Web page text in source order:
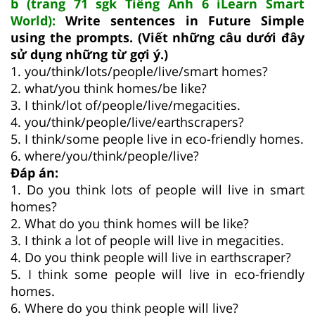
b (trang 71 sgk Tiếng Anh 6 iLearn Smart
World): Write sentences in Future Simple
using the prompts. (Viết những câu dưới đây
sử dụng những từ gợi ý.)
1. you/think/lots/people/live/smart homes?
2. what/you think homes/be like?
3. I think/lot of/people/live/megacities.
4. you/think/people/live/earthscrapers?
5. I think/some people live in eco-friendly homes.
6. where/you/think/people/live?
Đáp án:
1. Do you think lots of people will live in smart
homes?
2. What do you think homes will be like?
3. I think a lot of people will live in megacities.
4. Do you think people will live in earthscraper?
5. I think some people will live in eco-friendly
homes.
6. Where do you think people will live?